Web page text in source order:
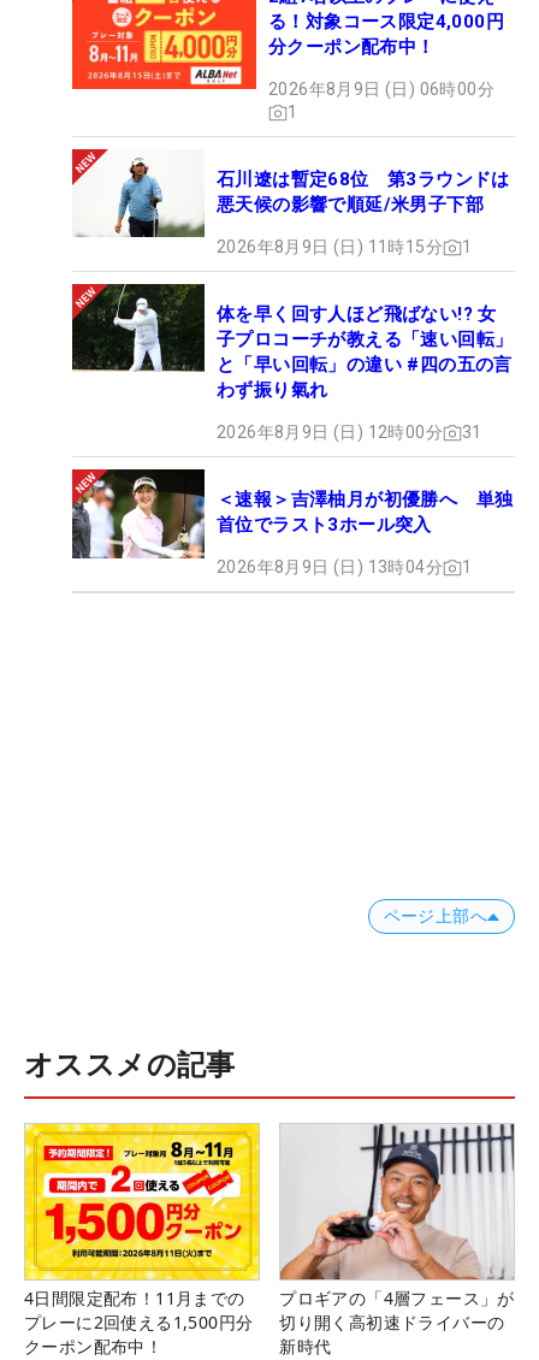
る！対象コース限定4,000円
分クーポン配布中！
2026年8月9日 (日) 06時00分
1
石川遼は暫定68位 第3ラウンドは
悪天候の影響で順延/米男子下部
2026年8月9日 (日) 11時15分 1
体を早く回す人ほど飛ばない!? 女
子プロコーチが教える「速い回転」
と「早い回転」の違い #四の五の言
わず振り氣れ
2026年8月9日 (日) 12時00分 31
＜速報＞吉澤柚月が初優勝へ 単独
首位でラスト3ホール突入
2026年8月9日 (日) 13時04分 1
ページ上部へ
オススメの記事
4日間限定配布！11月までの
プレーに2回使える1,500円分
クーポン配布中！
プロギアの「4層フェース」が
切り開く高初速ドライバーの
新時代